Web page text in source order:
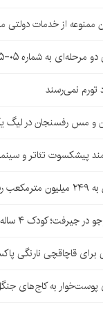
ممنوعه از خدمات
به شماره ۰۵-۱۴۰۵ (تجدید اول)
تورم نمی‌رسند
و مس رفسنجان در لیگ
پیشکسوت تئاتر و
کودک ۴ ساله دلفاردی پیدا شد
به کاج‌های